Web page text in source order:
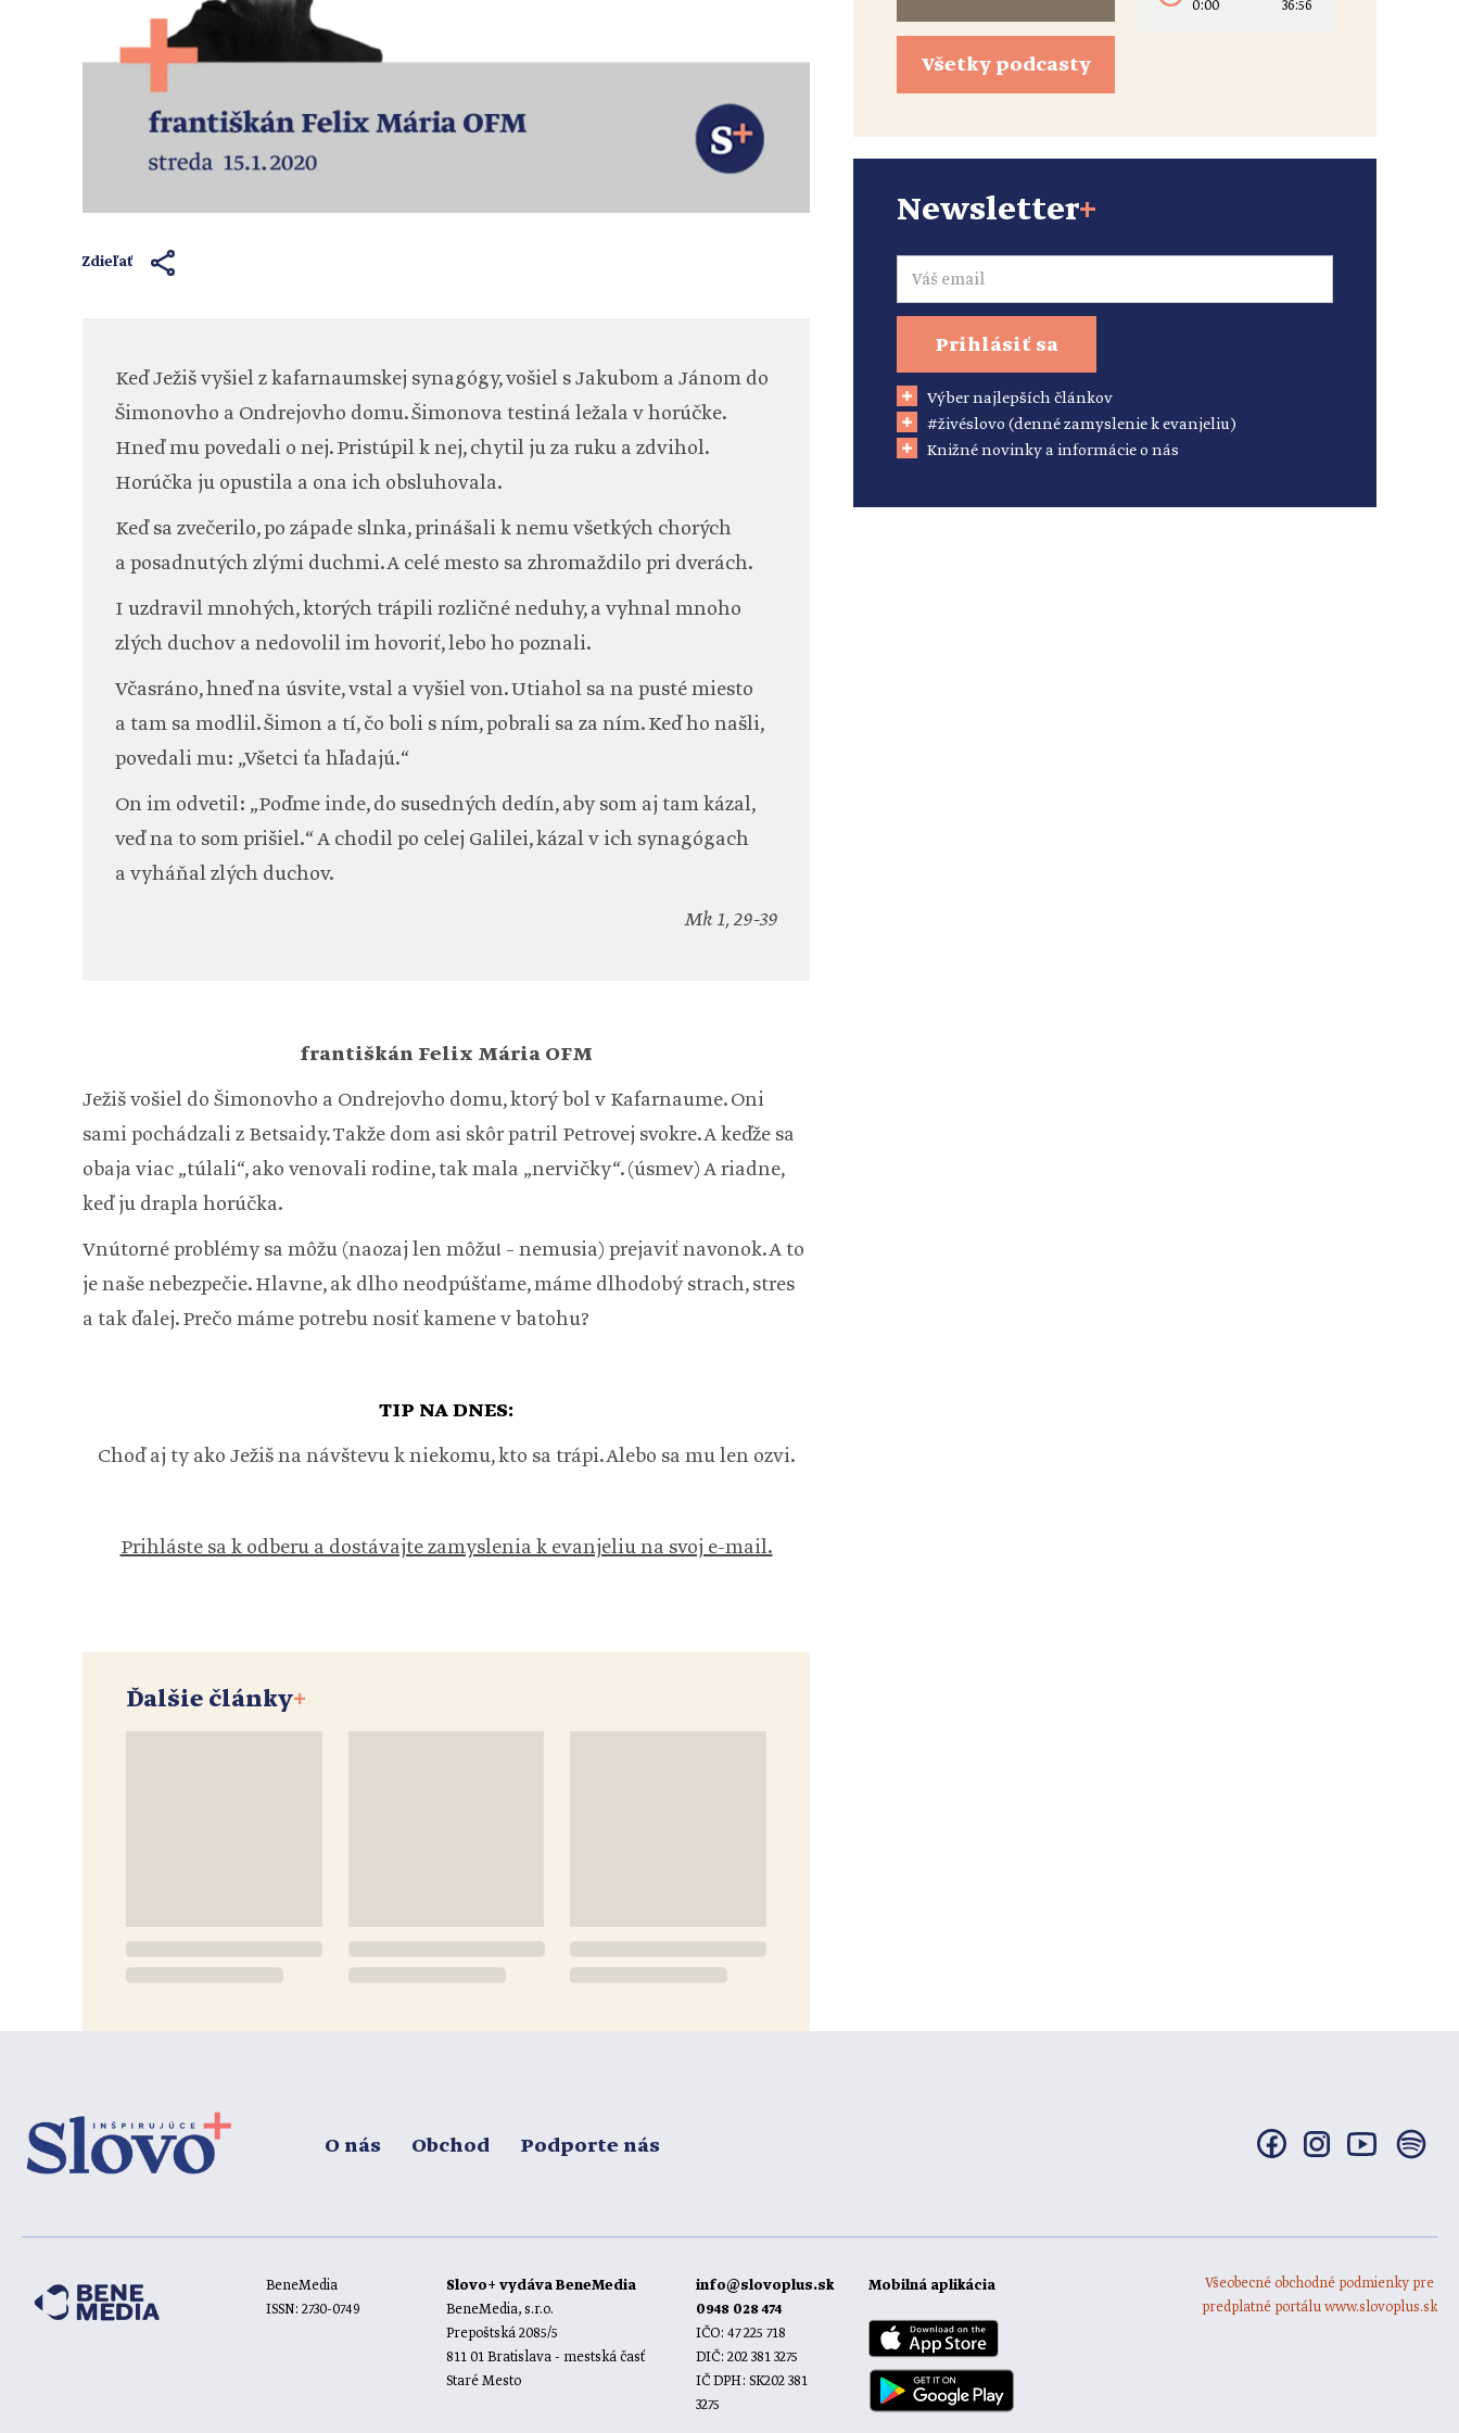
Zdieľať
Keď Ježiš vyšiel z kafarnaumskej synagógy, vošiel s Jakubom a Jánom do
Šimonovho a Ondrejovho domu. Šimonova testiná ležala v horúčke.
Hneď mu povedali o nej. Pristúpil k nej, chytil ju za ruku a zdvihol.
Horúčka ju opustila a ona ich obsluhovala.
Keď sa zvečerilo, po západe slnka, prinášali k nemu všetkých chorých
a posadnutých zlými duchmi. A celé mesto sa zhromaždilo pri dverách.
I uzdravil mnohých, ktorých trápili rozličné neduhy, a vyhnal mnoho
zlých duchov a nedovolil im hovoriť, lebo ho poznali.
Včasráno, hneď na úsvite, vstal a vyšiel von. Utiahol sa na pusté miesto
a tam sa modlil. Šimon a tí, čo boli s ním, pobrali sa za ním. Keď ho našli,
povedali mu: „Všetci ťa hľadajú.“
On im odvetil: „Poďme inde, do susedných dedín, aby som aj tam kázal,
veď na to som prišiel.“ A chodil po celej Galilei, kázal v ich synagógach
a vyháňal zlých duchov.
Mk 1, 29-39
františkán Felix Mária OFM
Ježiš vošiel do Šimonovho a Ondrejovho domu, ktorý bol v Kafarnaume. Oni
sami pochádzali z Betsaidy. Takže dom asi skôr patril Petrovej svokre. A keďže sa
obaja viac „túlali“, ako venovali rodine, tak mala „nervičky“. (úsmev) A riadne,
keď ju drapla horúčka.
Vnútorné problémy sa môžu (naozaj len môžu! – nemusia) prejaviť navonok. A to
je naše nebezpečie. Hlavne, ak dlho neodpúšťame, máme dlhodobý strach, stres
a tak ďalej. Prečo máme potrebu nosiť kamene v batohu?
TIP NA DNES:
Choď aj ty ako Ježiš na návštevu k niekomu, kto sa trápi. Alebo sa mu len ozvi.
Prihláste sa k odberu a dostávajte zamyslenia k evanjeliu na svoj e-mail.
Ďalšie články+
Všetky podcasty
0:00 36:56
Newsletter+
Email
Prihlásiť sa
Výber najlepších článkov
#živéslovo (denné zamyslenie k evanjeliu)
Knižné novinky a informácie o nás
O nás Obchod Podporte nás
BeneMedia
ISSN: 2730-0749
Slovo+ vydáva BeneMedia
BeneMedia, s.r.o.
Prepoštská 2085/5
811 01 Bratislava - mestská časť
Staré Mesto
info@slovoplus.sk
0948 028 474
IČO: 47 225 718
DIČ: 202 381 3275
IČ DPH: SK202 381
3275
Mobilná aplikácia
Všeobecné obchodné podmienky pre
predplatné portálu www.slovoplus.sk